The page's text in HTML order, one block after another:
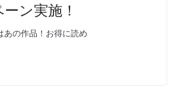
ン実施！
あの作品！お得に読め